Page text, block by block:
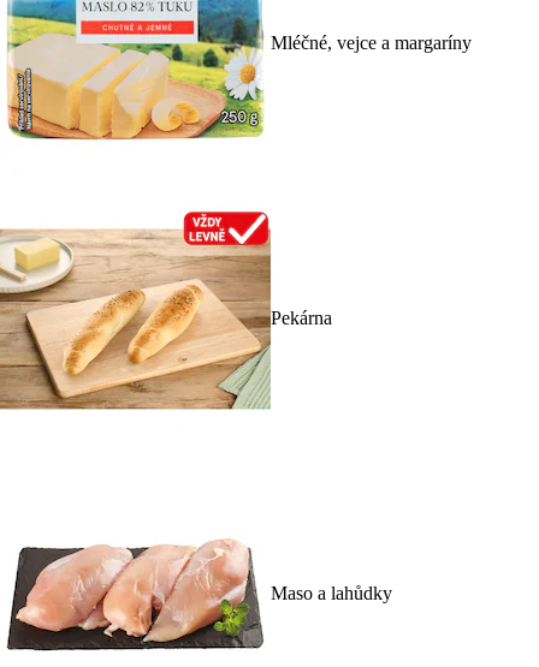
Mléčné, vejce a margaríny
Pekárna
Maso a lahůdky